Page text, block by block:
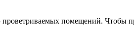
помещений. Чтобы